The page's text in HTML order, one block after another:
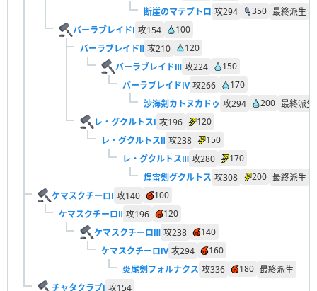
断崖のマテプトロ 攻294 350 最終派生
バーラブレイドⅠ 攻154
100
バーラブレイドⅡ 攻210
120
バーラブレイドⅢ 攻224
150
バーラブレイドⅣ 攻266
170
沙海剣カトヌカドゥ 攻294 200 最終派生
レ・グクルトスⅠ 攻196
120
レ・グクルトスⅡ 攻238
150
レ・グクルトスⅢ 攻280
170
煌雷剣グクルトス 攻308 200 最終派生
ケマスクチーロⅠ 攻140
100
ケマスクチーロⅡ 攻196
120
ケマスクチーロⅢ 攻238
140
ケマスクチーロⅣ 攻294
160
炎尾剣フォルナクス 攻336 180 最終派生
チャタクラブⅠ 攻154